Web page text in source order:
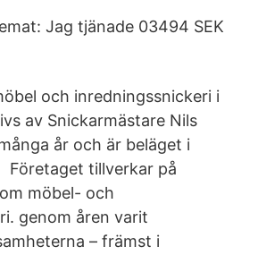
Jag tjänade 03494 SEK
och inredningssnickeri i
av Snickarmästare Nils
år och är beläget i
Företaget tillverkar på
möbel- och
genom åren varit
– främst i